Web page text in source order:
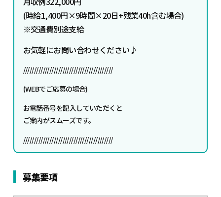
(時給1,400円×9時間×20日+残業40h含む場合)
※交通費別途支給
お気軽にお問い合わせください♪
/////////////////////////////////////////
(WEBでご応募の場合)
お電話番号を記入していただくと
ご案内がスムーズです。
/////////////////////////////////////////
募集要項